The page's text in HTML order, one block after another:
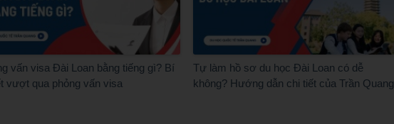
vấn visa Đài Loan bằng tiếng gì? Bí
vượt qua phỏng vấn visa
Tự làm hồ sơ du học Đài Loan có dễ
không? Hướng dẫn chi tiết của Trần Quang